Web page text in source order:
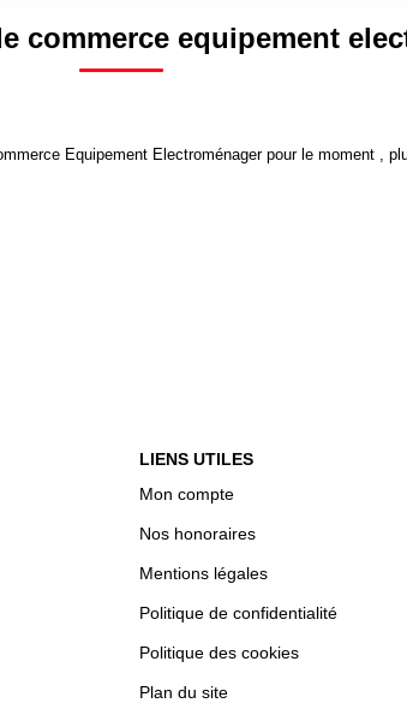
commerce equipement
Equipement Electroménager pour le moment ,
LIENS UTILES
Mon compte
Nos honoraires
Mentions légales
Politique de confidentialité
Politique des cookies
Plan du site